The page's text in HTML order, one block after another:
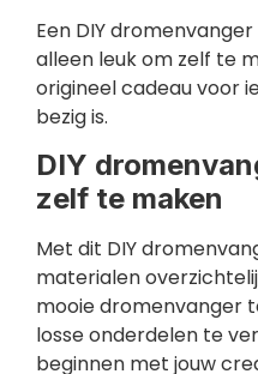
Een DIY
alleen leuk om zelf te
origineel cadeau voor
bezig is.
DIY
zelf te maken
Met dit DIY
materialen
mooie dromenvanger
losse onderdelen te
beginnen met jouw